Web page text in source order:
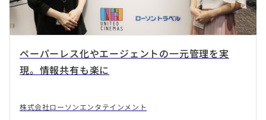
ペーパーレス化やエージェントの一元管理を実
現。情報共有も楽に
株式会社ローソンエンタテインメント